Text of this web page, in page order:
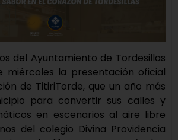
del Ayuntamiento de Tordesillas
miércoles la presentación oficial
de TitiriTorde, que un año más
para convertir sus calles y
en escenarios al aire libre
del colegio Divina Providencia